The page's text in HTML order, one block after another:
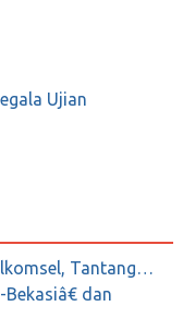
Ujian
Tantang…
dan